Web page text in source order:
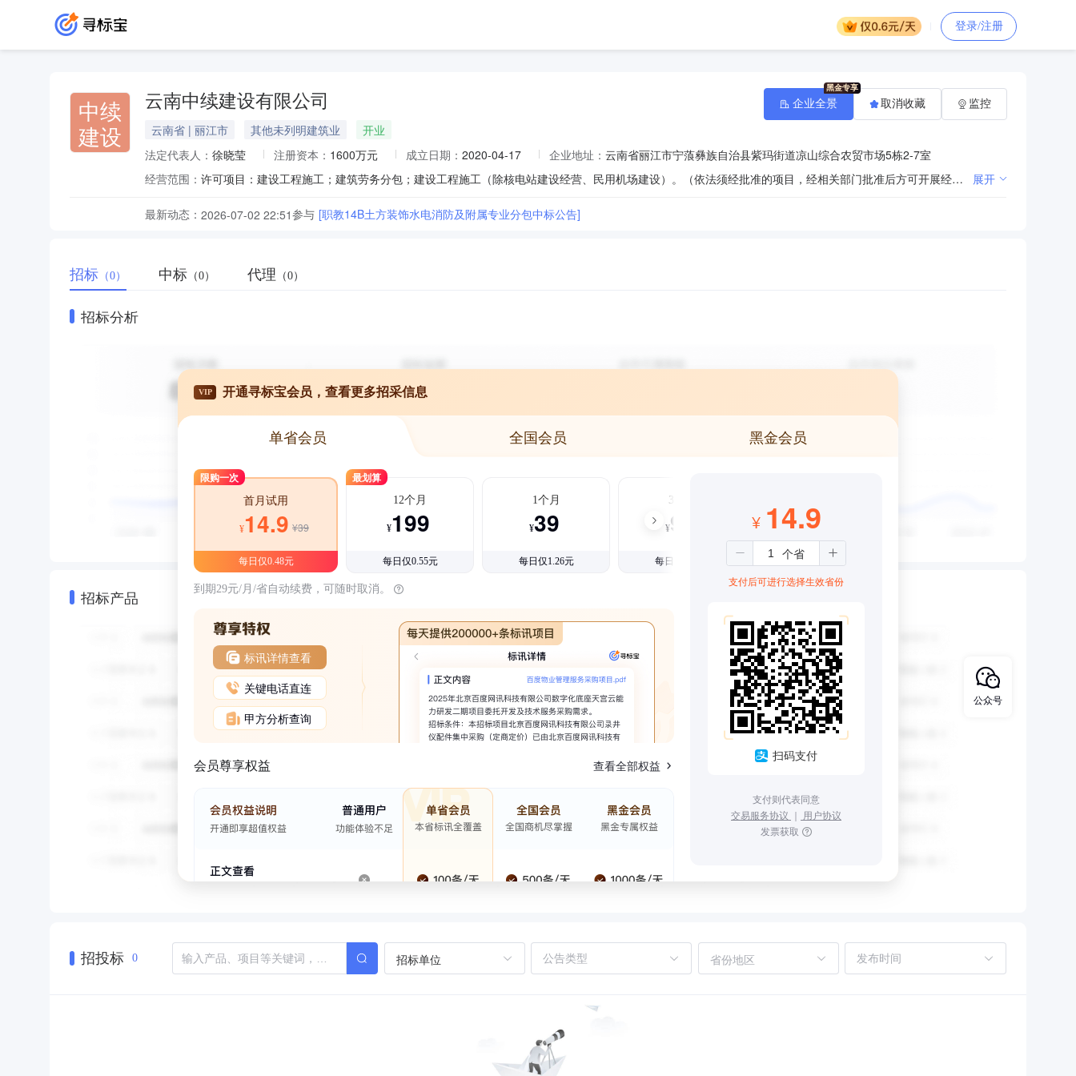
登录/注册
中续
建设
云南中续建设有限公司
云南省 | 丽江市 其他未列明建筑业
开业
法定代表人： 徐晓莹 注册资本： 1600万元 成立日期： 2020-04-17 企业地址： 云南省丽江市宁蒗彝族自治县紫玛街道凉山综合农贸市场5栋2-7室
经营范围：
许可项目：建设工程施工；建筑劳务分包；建设工程施工（除核电站建设经营、民用机场建设）。（依法须经批准的项目，经相关部门批准后方可开展经营活动，具体经营项目以相关部门批准文件或许可证件为准）一般项目：工程管理服务；土石方工程施工；园林绿化工程施工；体育场地设施工程施工；公路水运工程试验检测服务。（除依法须经批准的项目外，凭营业执照依法自主开展经营活动） 展开
最新动态： 2026-07-02 22:51参与 [职教14B土方装饰水电消防及附属专业分包中标公告]
企业全景 取消收藏 监控
招标 （0） 中标 （0） 代理 （0）
招标分析
招标产品
VIP 开通寻标宝会员，查看更多招采信息
单省会员 全国会员 黑金会员
限购一次
首月试用
¥14.9 ¥39
每日仅0.48元
最划算
12个月
¥199
每日仅0.55元
1个月
¥39
每日仅1.26元
3个月
¥99
每日仅1.08元
到期29元/月/省自动续费，可随时取消。
标讯详情查看
关键电话直连
甲方分析查询
会员尊享权益 查看全部权益
¥ 14.9
支付后可进行选择生效省份
扫码支付
支付则代表同意
交易服务协议 ｜ 用户协议
发票获取
招投标 0 招标单位 省份地区
公众号